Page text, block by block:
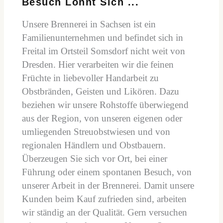
Unsere Brennerei in Sachsen ist ein
Familienunternehmen und befindet sich in
Freital im Ortsteil Somsdorf nicht weit von
Dresden. Hier verarbeiten wir die feinen
Früchte in liebevoller Handarbeit zu
Obstbränden, Geisten und Likören. Dazu
beziehen wir unsere Rohstoffe überwiegend
aus der Region, von unseren eigenen oder
umliegenden Streuobstwiesen und von
regionalen Händlern und Obstbauern.
Überzeugen Sie sich vor Ort, bei einer
Führung oder einem spontanen Besuch, von
unserer Arbeit in der Brennerei. Damit unsere
Kunden beim Kauf zufrieden sind, arbeiten
wir ständig an der Qualität. Gern versuchen